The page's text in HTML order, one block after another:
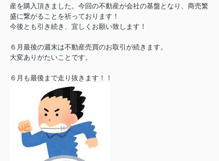
産を購入頂きました。今回の不動産が会社の基盤となり、商売繁
盛に繋がることを祈っております！
今後とも引き続き、宜しくお願い致します！
６月最後の週末は不動産売買のお取引が続きます。
大変ありがたいことです。
６月も最後まで走り抜きます！！